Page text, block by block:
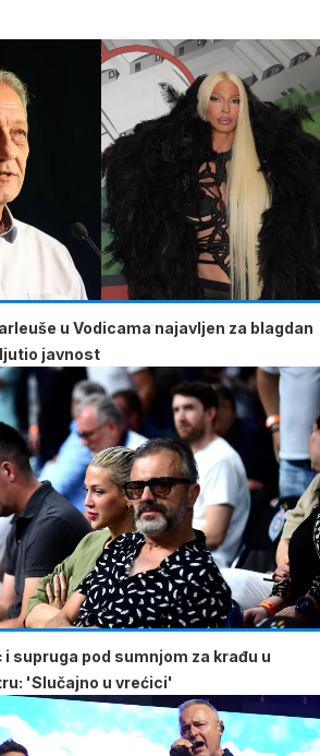
u Vodicama najavljen za blagdan
javnost
supruga pod sumnjom za krađu u
'Slučajno u vrećici'